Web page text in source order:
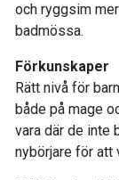
och ryggsim
badmössa.
Förkunskaper
Rätt nivå för
både på mage
vara där de inte
nybörjare för att